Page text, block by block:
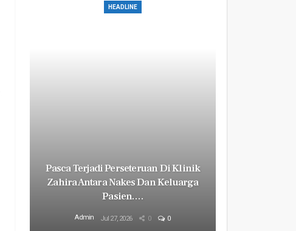
HEADLINE
Pasca Terjadi Perseteruan Di Klinik
Zahira Antara Nakes Dan Keluarga
Pasien.…
Admin Jul 27, 2026 0 0